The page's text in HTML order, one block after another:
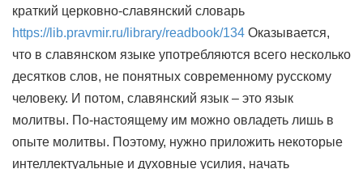
краткий церковно-славянский словарь
https://lib.pravmir.ru/library/readbook/134 Оказывается,
что в славянском языке употребляются всего несколько
десятков слов, не понятных современному русскому
человеку. И потом, славянский язык – это язык
молитвы. По-настоящему им можно овладеть лишь в
опыте молитвы. Поэтому, нужно приложить некоторые
интеллектуальные и духовные усилия, начать